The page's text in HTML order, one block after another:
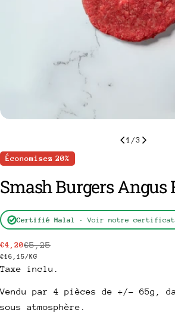
1 /3
Économisez 20%
Smash Burgers Angus
Certifié Halal · Voir notre
Prix
de
€4,20
Prix
habituel
€5,25
PRIX
UNITAIRE
€16,15/PAR
KG
Taxe inclu.
Vendu par 4 pièces de +/- 65g,
sous atmosphère.